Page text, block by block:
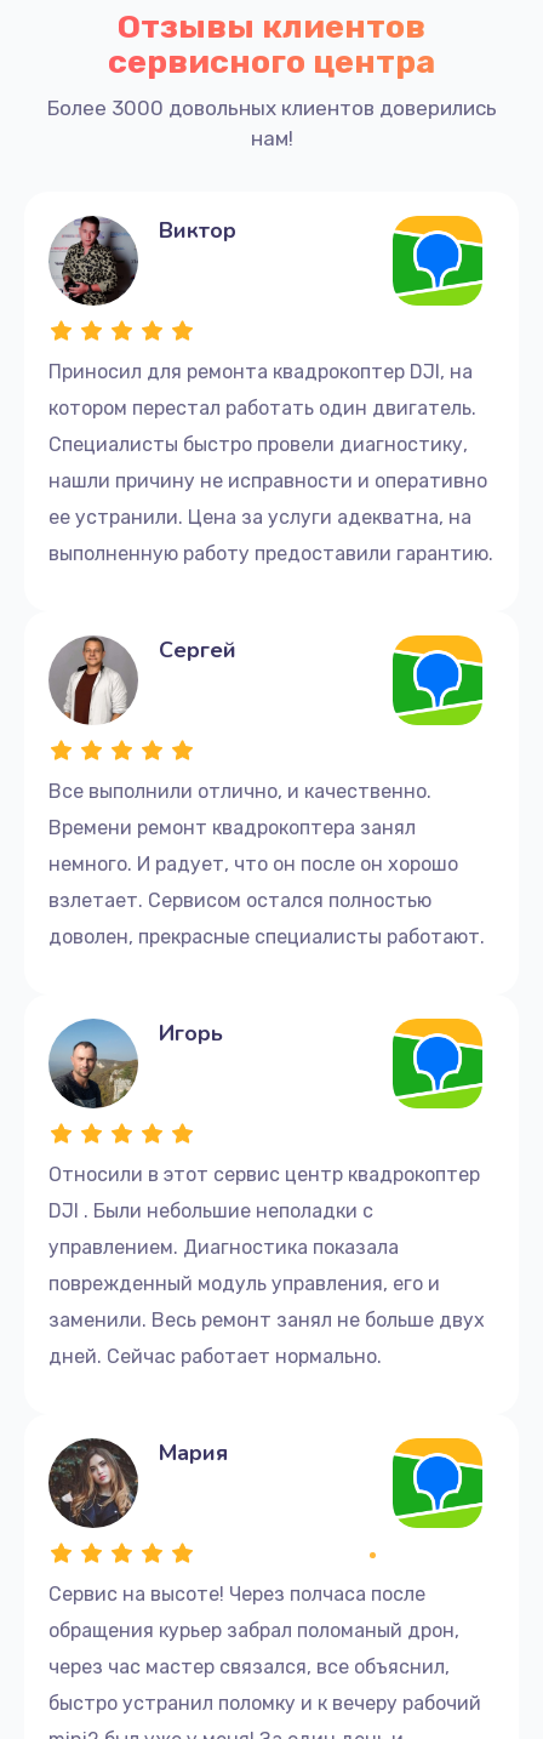
Отзывы клиентов
сервисного центра
Более 3000 довольных клиентов доверились
нам!
Приносил для ремонта квадрокоптер DJI, на
котором перестал работать один двигатель.
Специалисты быстро провели диагностику,
нашли причину не исправности и оперативно
ее устранили. Цена за услуги адекватна, на
выполненную работу предоставили гарантию.
Виктор
Все выполнили отлично, и качественно.
Времени ремонт квадрокоптера занял
немного. И радует, что он после он хорошо
взлетает. Сервисом остался полностью
доволен, прекрасные специалисты работают.
Сергей
Относили в этот сервис центр квадрокоптер
DJI . Были небольшие неполадки с
управлением. Диагностика показала
поврежденный модуль управления, его и
заменили. Весь ремонт занял не больше двух
дней. Сейчас работает нормально.
Игорь
Сервис на высоте! Через полчаса после
обращения курьер забрал поломаный дрон,
через час мастер связался, все объяснил,
быстро устранил поломку и к вечеру рабочий
Мария